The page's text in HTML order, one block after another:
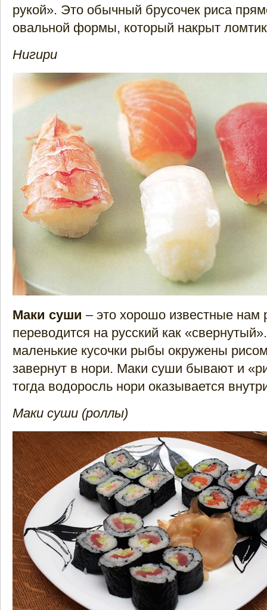
рукой». Это обычный брусочек риса
овальной формы, который накрыт
Нигири
Маки суши – это хорошо известные
переводится на русский как
маленькие кусочки рыбы окружены
завернут в нори. Маки суши бывают и
тогда водоросль нори оказывается
Маки суши (роллы)